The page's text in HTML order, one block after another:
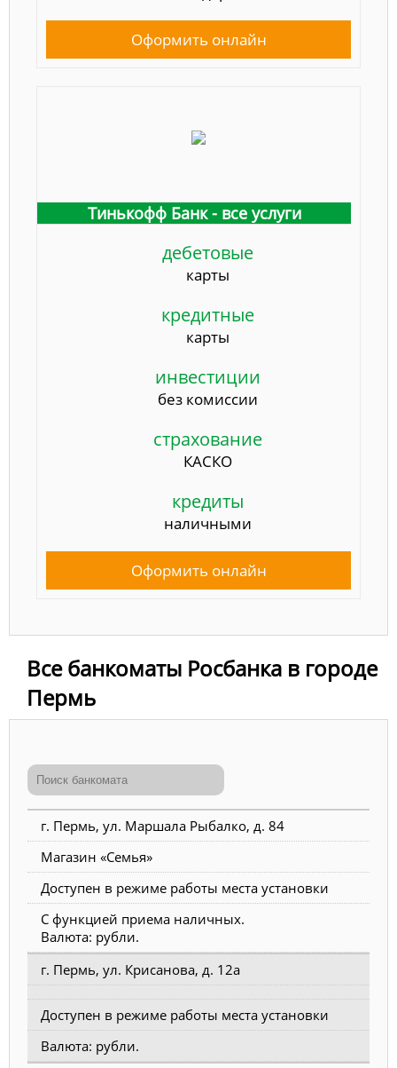
Оформить онлайн
Тинькофф Банк - все услуги
дебетовые
карты
кредитные
карты
инвестиции
без комиссии
страхование
КАСКО
кредиты
наличными
Оформить онлайн
Все банкоматы Росбанка в городе
Пермь
г. Пермь, ул. Маршала Рыбалко, д. 84
Магазин «Семья»
Доступен в режиме работы места установки
С функцией приема наличных.
Валюта: рубли.
г. Пермь, ул. Крисанова, д. 12а
Доступен в режиме работы места установки
Валюта: рубли.